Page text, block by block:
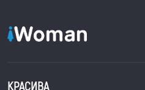
КРАСИВА